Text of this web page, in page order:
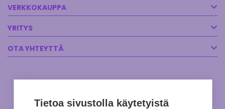
VERKKOKAUPPA
YRITYS
OTA YHTEYTTÄ
Tietoa sivustolla käytetyistä